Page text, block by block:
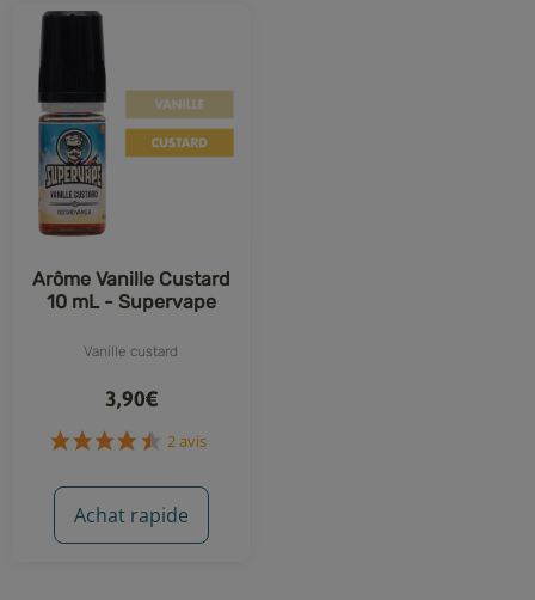
Arôme Vanille Custard
10 mL - Supervape
Vanille custard
3,90€
Achat rapide